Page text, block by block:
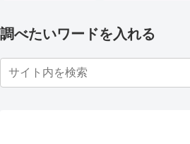
調べたいワードを入れる